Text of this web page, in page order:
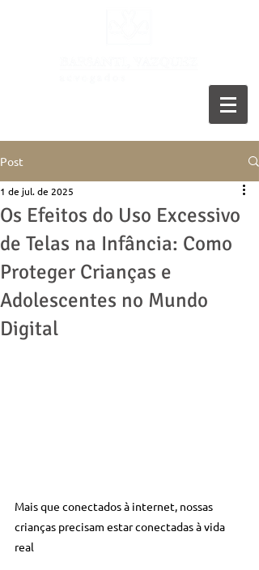
Post
Os Efeitos do Uso Excessivo
de Telas na Infância: Como
Proteger Crianças e
Adolescentes no Mundo
Digital
1 de jul. de 2025
Mais que conectados à internet, nossas
crianças precisam estar conectadas à vida
real